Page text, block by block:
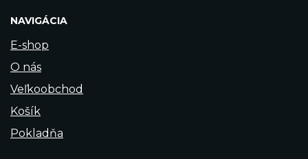
NAVIGÁCIA
E-shop
O nás
Veľkoobchod
Košík
Pokladňa